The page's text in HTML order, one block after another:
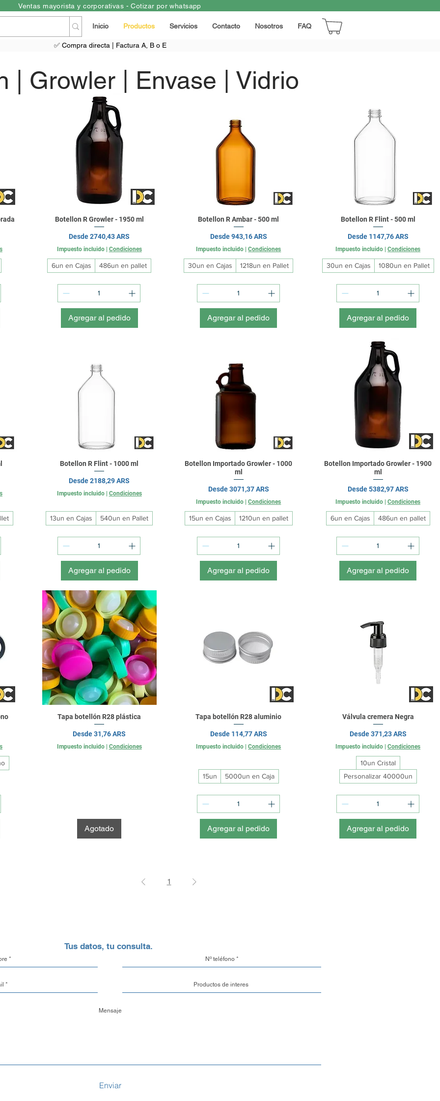
Ventas mayorista y corporativas - Cotizar por whatsapp
Inicio Productos Servicios Contacto Nosotros FAQ
✅ Compra directa | Factura A, B o E
| Growler | Envase | Vidrio
Botellon R Growler - 1950 ml
Desde2740,43 ARS
Precio de oferta
Impuesto incluido| Condiciones
6un en Cajas 486un en pallet
Agregar al pedido
Botellon R Ambar - 500 ml
Desde943,16 ARS
Precio de oferta
Impuesto incluido |Condiciones
30un en Cajas 1218un en Pallet
Agregar al pedido
Botellon R Flint - 500 ml
Desde 1147,76 ARS
Precio de oferta
Impuesto incluido |Condiciones
30un en Cajas 1080un en Pallet
Agregar al pedido
Botellon R Flint - 1000 ml
Desde2188,29 ARS
Precio de oferta
Impuesto incluido| Condiciones
13un en Cajas 540un en Pallet
Agregar al pedido
Botellon Importado Growler - 1000
ml
Desde3071,37 ARS
Precio de oferta
Impuesto incluido |Condiciones
15un en Cajas 1210un en pallet
Agregar al pedido
Botellon Importado Growler - 1900
ml
Desde5382,97 ARS
Precio de oferta
Impuesto incluido |Condiciones
6un en Cajas 486un en pallet
Agregar al pedido
Tapa botellón R28 plástica
Desde31,76 ARS
Precio de oferta
Impuesto incluido| Condiciones
Agotado
Tapa botellón R28 aluminio
Desde 114,77 ARS
Precio de oferta
Impuesto incluido |Condiciones
15un 5000un en Caja
Agregar al pedido
Válvula cremera Negra
Desde371,23 ARS
Precio de oferta
Impuesto incluido |Condiciones
10un Cristal
Personalizar 40000un
Agregar al pedido
1
Tus datos, tu consulta.
Enviar